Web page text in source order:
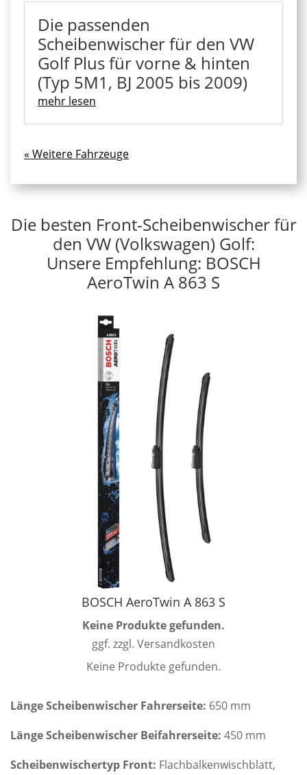
Die passenden
Scheibenwischer für den VW
Golf Plus für vorne & hinten
(Typ 5M1, BJ 2005 bis 2009)
mehr lesen
Die besten Front-Scheibenwischer für
den VW (Volkswagen) Golf:
Unsere Empfehlung: BOSCH
AeroTwin A 863 S
BOSCH AeroTwin A 863 S
Keine Produkte gefunden.
ggf. zzgl. Versandkosten
Keine Produkte gefunden.
Länge Scheibenwischer Fahrerseite: 650 mm
Länge Scheibenwischer Beifahrerseite: 450 mm
Scheibenwischertyp Front: Flachbalkenwischblatt,